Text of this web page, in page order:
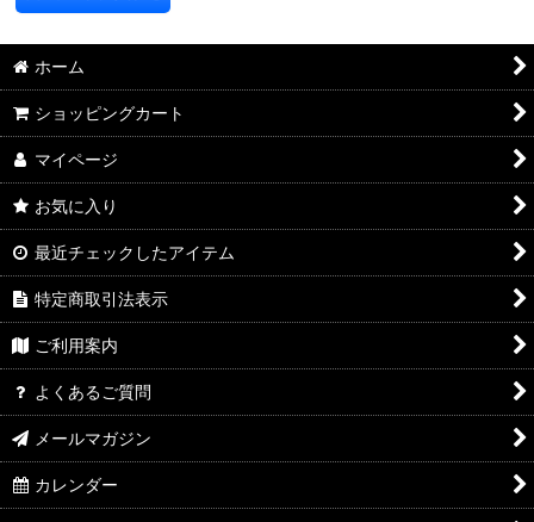
ホーム
ショッピングカート
マイページ
お気に入り
最近チェックしたアイテム
特定商取引法表示
ご利用案内
よくあるご質問
メールマガジン
カレンダー